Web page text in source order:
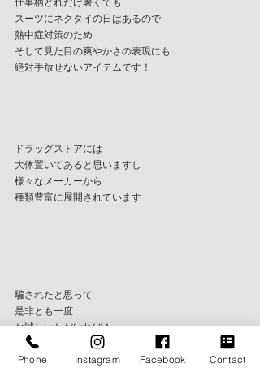
スーツにネクタイの日はあるので
熱中症対策のため
そして見た目の爽やかさの表現にも
絶対手放せないアイテムです！
ドラッグストアには
大体置いてあると思いますし
様々なメーカーから
種類豊富に展開されています
騙されたと思って
是非とも一度
お試しいただければ！
Phone Instagram Facebook Contact